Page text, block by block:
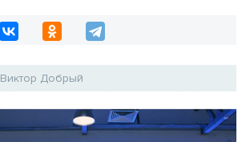
Виктор Добрый